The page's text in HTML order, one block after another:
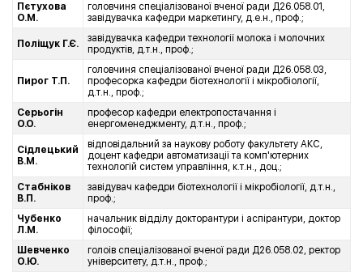
Пєтухова
О.М.
головчиня спеціалізованої вченої ради Д26.058.01,
завідувачка кафедри маркетингу, д.е.н., проф.;
Поліщук Г.Є.
завідувачка кафедри технології молока і молочних
продуктів, д.т.н., проф.;
Пирог Т.П.
головчиня спеціалізованої вченої ради Д26.058.03,
професорка кафедри біотехнології і мікробіології,
д.т.н., проф.;
Серьогін
О.О.
професор кафедри електропостачання і
енергоменеджменту, д.т.н., проф.;
Сідлецький
В.М.
відповідальний за наукову роботу факультету АКС,
доцент кафедри автоматизації та комп'ютерних
технологій систем управління, к.т.н., доц.;
Стабніков
В.П.
завідувач кафедри біотехнології і мікробіології, д.т.н.,
проф.;
Чубенко
Л.М.
начальник відділу докторантури і аспірантури, доктор
філософії;
Шевченко
О.Ю.
голоів спеціалізованої вченої ради Д26.058.02, ректор
університету, д.т.н., проф.;